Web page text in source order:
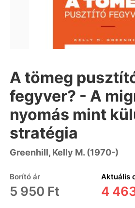
A tömeg
fegyver? - A
nyomás mint
stratégia
Greenhill, Kelly M. (1970-)
Borító ár
5 950 Ft
Aktuális
4